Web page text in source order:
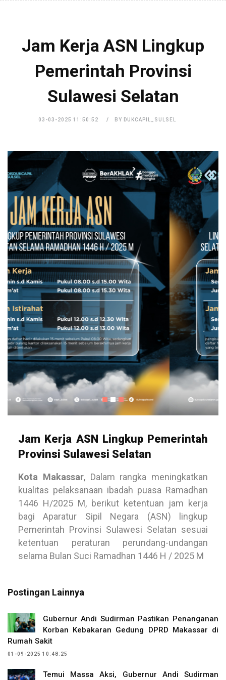
Jam Kerja ASN Lingkup
Pemerintah Provinsi
Sulawesi Selatan
03-03-2025 11:50:52 BY DUKCAPIL_SULSEL
Jam Kerja ASN Lingkup Pemerintah
Provinsi Sulawesi Selatan
Kota Makassar, Dalam rangka meningkatkan
kualitas pelaksanaan ibadah puasa Ramadhan
1446 H/2025 M, berikut ketentuan jam kerja
bagi Aparatur Sipil Negara (ASN) lingkup
Pemerintah Provinsi Sulawesi Selatan sesuai
ketentuan peraturan perundang-undangan
selama Bulan Suci Ramadhan 1446 H / 2025 M
Postingan Lainnya
Gubernur Andi Sudirman Pastikan Penanganan
Korban Kebakaran Gedung DPRD Makassar di
Rumah Sakit
01-09-2025 10:48:25
Temui Massa Aksi, Gubernur Andi Sudirman